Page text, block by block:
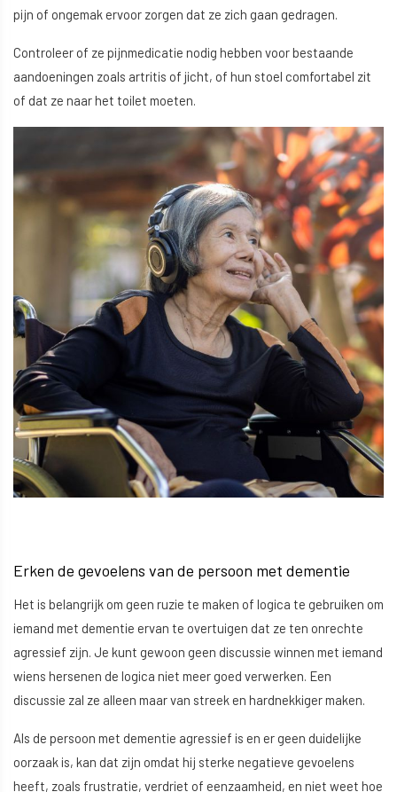
pijn of ongemak ervoor zorgen dat ze zich gaan gedragen.
Controleer of ze pijnmedicatie nodig hebben voor bestaande
aandoeningen zoals artritis of jicht, of hun stoel comfortabel zit
of dat ze naar het toilet moeten.
Erken de gevoelens van de persoon met dementie
Het is belangrijk om geen ruzie te maken of logica te gebruiken om
iemand met dementie ervan te overtuigen dat ze ten onrechte
agressief zijn. Je kunt gewoon geen discussie winnen met iemand
wiens hersenen de logica niet meer goed verwerken. Een
discussie zal ze alleen maar van streek en hardnekkiger maken.
Als de persoon met dementie agressief is en er geen duidelijke
oorzaak is, kan dat zijn omdat hij sterke negatieve gevoelens
heeft, zoals frustratie, verdriet of eenzaamheid, en niet weet hoe